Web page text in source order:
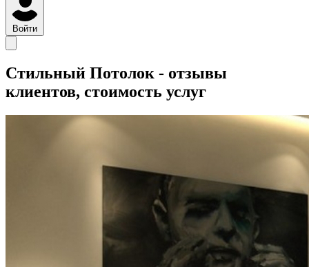
Войти
Стильный Потолок - отзывы
клиентов, стоимость услуг